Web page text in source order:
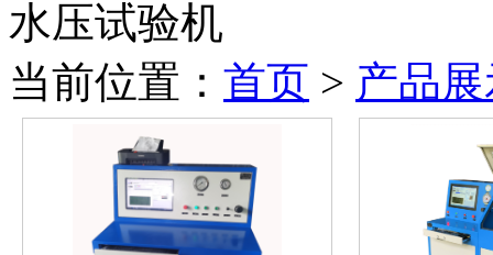
水压试验机
当前位置： 首页 > 产品